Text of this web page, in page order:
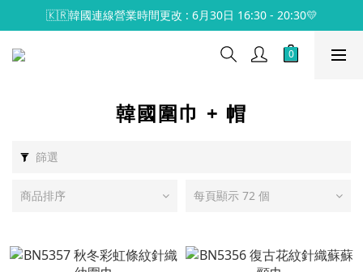
🇰🇷韓國連線營業時間更改 : 6月30日 16:30 - 20:30💛
韓國圍巾 + 帽
篩選
商品排序 每頁顯示 72 個